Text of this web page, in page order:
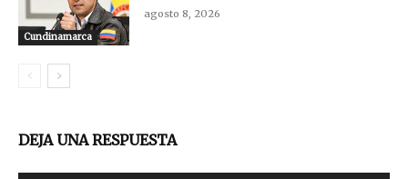
Cundinamarca
agosto 8, 2026
DEJA UNA RESPUESTA